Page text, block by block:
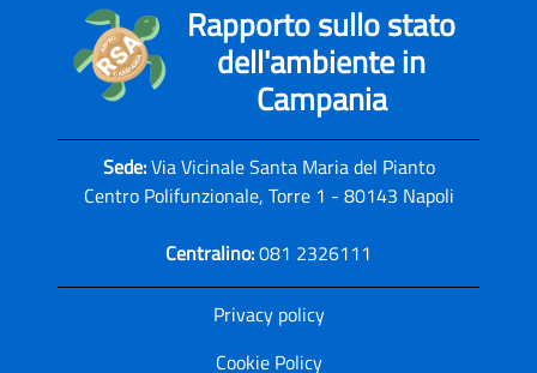
Rapporto sullo stato
dell'ambiente in
Campania
Sede:Via Vicinale Santa Maria del Pianto
Centro Polifunzionale, Torre 1 - 80143 Napoli
Centralino:081 2326111
Privacy policy
Cookie Policy